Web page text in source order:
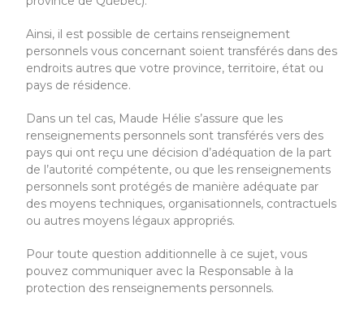
Ainsi, il est possible de certains renseignement
personnels vous concernant soient transférés dans des
endroits autres que votre province, territoire, état ou
pays de résidence.
Dans un tel cas, Maude Hélie s’assure que les
renseignements personnels sont transférés vers des
pays qui ont reçu une décision d’adéquation de la part
de l’autorité compétente, ou que les renseignements
personnels sont protégés de manière adéquate par
des moyens techniques, organisationnels, contractuels
ou autres moyens légaux appropriés.
Pour toute question additionnelle à ce sujet, vous
pouvez communiquer avec la Responsable à la
protection des renseignements personnels.